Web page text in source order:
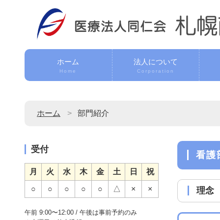
ホーム
Home
法人について
Corporation
ホーム 部門紹介
看
理念
受付
月 火 水 木 金 土 日 祝
○ ○ ○ ○ ○ △ × ×
午前 9:00〜12:00 / 午後は事前予約のみ